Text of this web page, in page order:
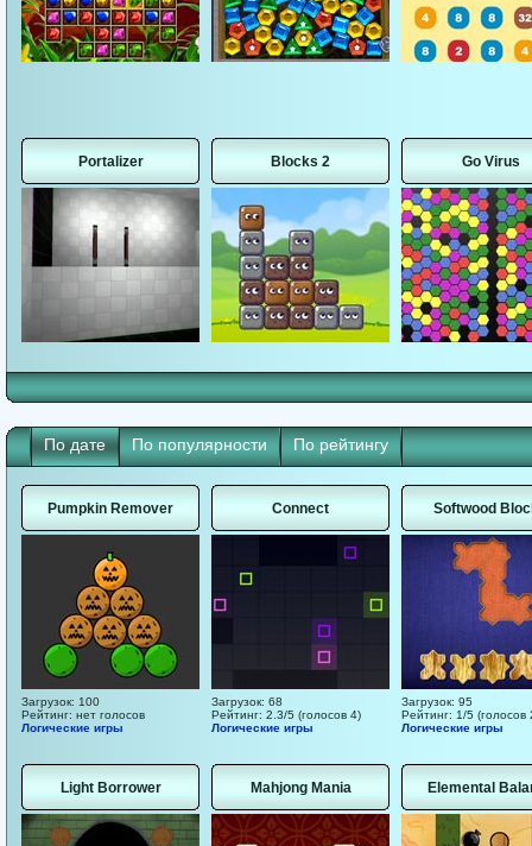
Portalizer Blocks 2 Go Virus
По дате По популярности По рейтингу
Pumpkin Remover
Загрузок: 100
Рейтинг: нет голосов
Логические игры
Connect
Загрузок: 68
Рейтинг: 2.3/5 (голосов 4)
Логические игры
Softwood
Загрузок: 95
Рейтинг: 1/5 (голосов
Логические игры
Light Borrower Mahjong Mania Elemental